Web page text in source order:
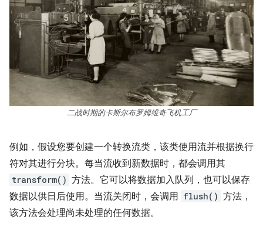
二战时期的卡斯尔布罗姆维奇飞机工厂
例如，假设您要创建一个转换流类，该类使用流并根据换行
符对其进行分块。每当流收到新数据时，都会调用其
transform() 方法。它可以将数据加入队列，也可以保存
数据以供日后使用。当流关闭时，会调用 flush() 方法，
该方法会处理尚未处理的任何数据。